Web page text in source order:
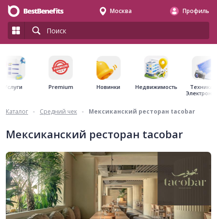
Москва Профиль
Услуги Premium Новинки Недвижимость
Техника
Каталог - Средний чек - Мексиканский ресторан tacobar
Мексиканский ресторан tacobar